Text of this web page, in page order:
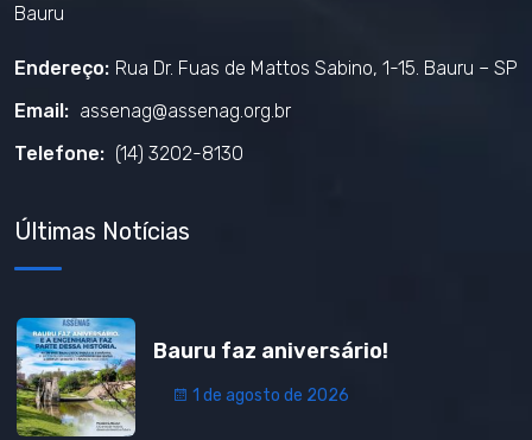
Bauru
Endereço: Rua Dr. Fuas de Mattos Sabino, 1-15. Bauru – SP
Email: assenag@assenag.org.br
Telefone: (14) 3202-8130
Últimas Notícias
Bauru faz aniversário!
1 de agosto de 2026